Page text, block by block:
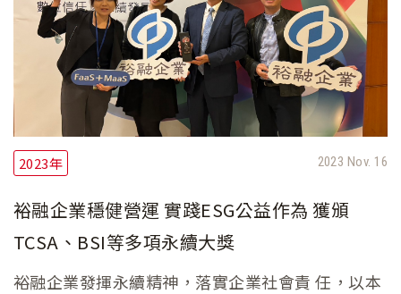
2023年 2023 Nov. 16
裕融企業穩健營運 實踐ESG公益作為 獲頒
TCSA、BSI等多項永續大獎
裕融企業發揮永續精神，落實企業社會責 任，以本